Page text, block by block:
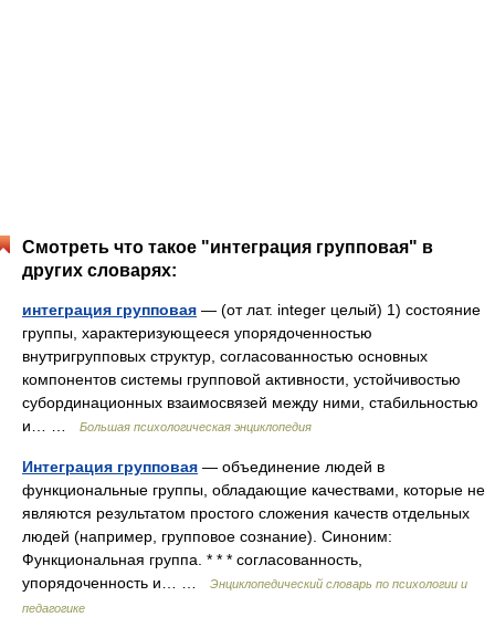
Смотреть что такое "интеграция групповая" в
других словарях:
интеграция групповая — (от лат. integer целый) 1) состояние
группы, характеризующееся упорядоченностью
внутригрупповых структур, согласованностью основных
компонентов системы групповой активности, устойчивостью
субординационных взаимосвязей между ними, стабильностью
и… …
Большая психологическая энциклопедия
Интеграция групповая — объединение людей в
функциональные группы, обладающие качествами, которые не
являются результатом простого сложения качеств отдельных
людей (например, групповое сознание). Синоним:
Функциональная группа. * * * согласованность,
упорядоченность и… …
Энциклопедический словарь по психологии и
педагогике